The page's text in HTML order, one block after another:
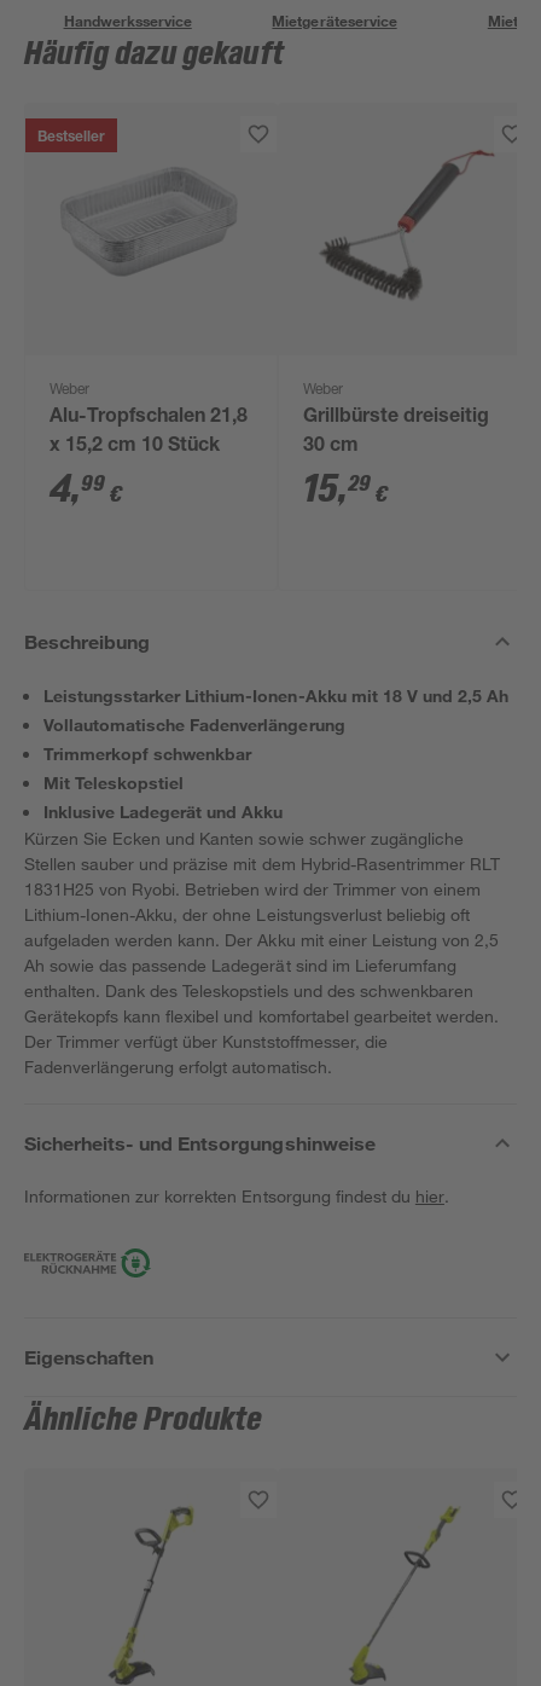
Handwerksservice Mietgeräteservice
Häufig dazu gekauft
Bestseller
Weber
Alu-Tropfschalen 21,8
x 15,2 cm 10 Stück
4,99 €
Weber
Grillbürste dreiseitig
30 cm
15,29 €
Beschreibung
Leistungsstarker Lithium-Ionen-Akku mit 18 V und 2,5 Ah
Vollautomatische Fadenverlängerung
Trimmerkopf schwenkbar
Mit Teleskopstiel
Inklusive Ladegerät und Akku
Kürzen Sie Ecken und Kanten sowie schwer zugängliche
Stellen sauber und präzise mit dem Hybrid-Rasentrimmer RLT
1831H25 von Ryobi. Betrieben wird der Trimmer von einem
Lithium-Ionen-Akku, der ohne Leistungsverlust beliebig oft
aufgeladen werden kann. Der Akku mit einer Leistung von 2,5
Ah sowie das passende Ladegerät sind im Lieferumfang
enthalten. Dank des Teleskopstiels und des schwenkbaren
Gerätekopfs kann flexibel und komfortabel gearbeitet werden.
Der Trimmer verfügt über Kunststoffmesser, die
Fadenverlängerung erfolgt automatisch.
Sicherheits- und Entsorgungshinweise
Informationen zur korrekten Entsorgung findest du hier.
Eigenschaften
Ähnliche Produkte